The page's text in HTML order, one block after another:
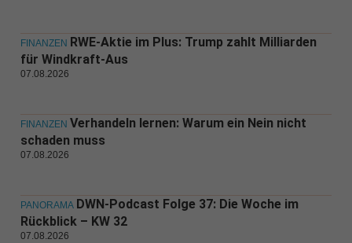
FINANZEN RWE-Aktie im Plus: Trump zahlt Milliarden
für Windkraft-Aus
07.08.2026
FINANZEN Verhandeln lernen: Warum ein Nein nicht
schaden muss
07.08.2026
PANORAMA DWN-Podcast Folge 37: Die Woche im
Rückblick – KW 32
07.08.2026